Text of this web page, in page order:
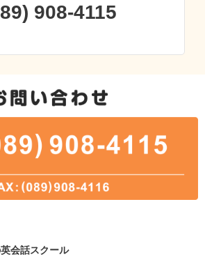
908-4115
会話スクール